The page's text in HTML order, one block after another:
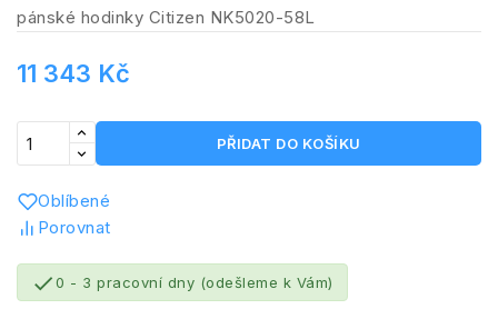
pánské hodinky Citizen NK5020-58L
11 343 Kč
PŘIDAT DO KOŠÍKU
Oblíbené
Porovnat
0 - 3 pracovní dny (odešleme k Vám)